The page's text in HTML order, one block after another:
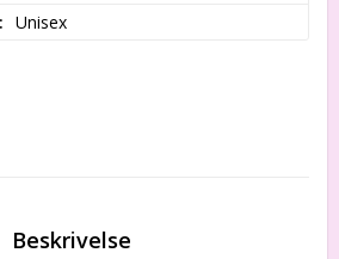
Unisex
Beskrivelse